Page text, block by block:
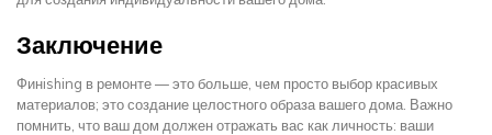
Заключение
Финishing в ремонте — это больше, чем просто выбор красивых
материалов; это создание целостного образа вашего дома. Важно
помнить, что ваш дом должен отражать вас как личность: ваши